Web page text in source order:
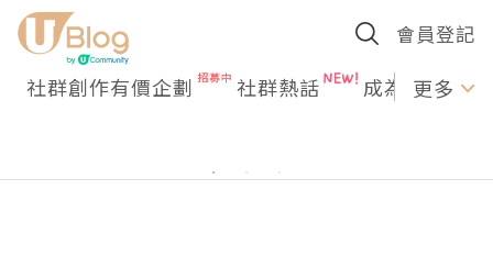
會員登記
社群創作有價企劃 社群熱話 成為U更多